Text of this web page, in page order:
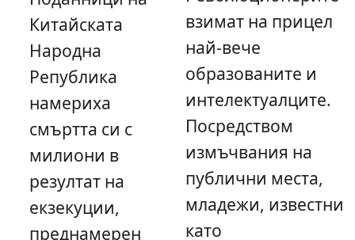
Китайската
Народна
Република
намериха
смъртта си с
милиони в
резултат на
екзекуции,
преднамерен
взимат на прицел
най-вече
образованите и
интелектуалците.
Посредством
измъчвания на
публични места,
младежи, известни
като